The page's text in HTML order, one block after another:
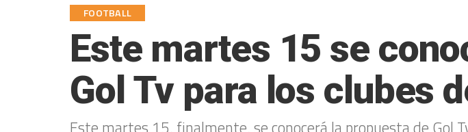
FOOTBALL
Este martes 15 se
Gol Tv para los clubes